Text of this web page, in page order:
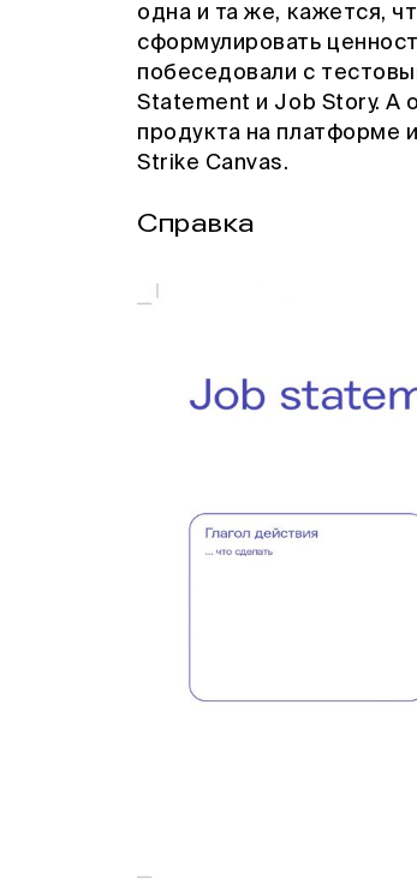
одна и та же, кажется,
сформулировать
побеседовали с
Statement и Job Story. А
продукта на платформе
Strike Canvas.
Справка